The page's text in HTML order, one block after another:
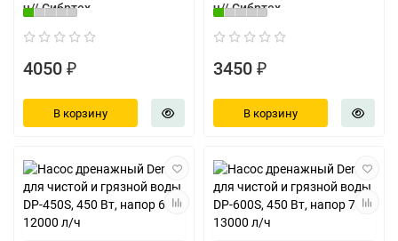
ч// Сибртех
4050 ₽
В корзину
ч// Сибртех
3450 ₽
В корзину